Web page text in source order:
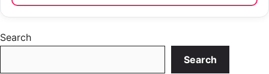
Search
Search